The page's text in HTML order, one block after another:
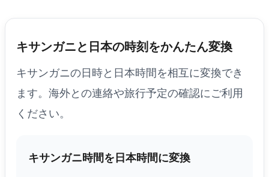
キサンガニと日本の時刻をかんたん変換
キサンガニの日時と日本時間を相互に変換でき
ます。海外との連絡や旅行予定の確認にご利用
ください。
キサンガニ時間を日本時間に変換